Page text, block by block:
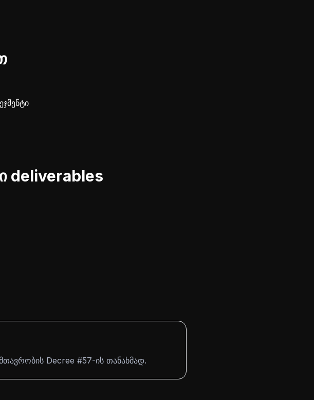
deliverables
Decree #57-ის თანახმად.